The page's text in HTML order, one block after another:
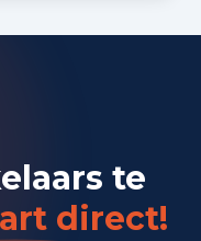
63.535
te
direct!